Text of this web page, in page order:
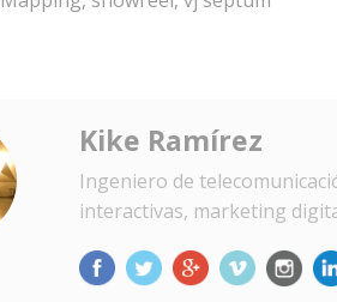
Kike Ramírez
Ingeniero de
interactivas, marketing